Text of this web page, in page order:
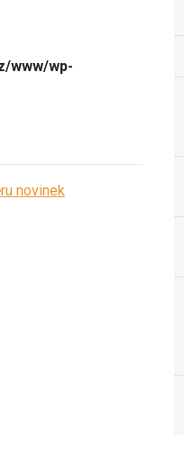
www/wp-
novinek